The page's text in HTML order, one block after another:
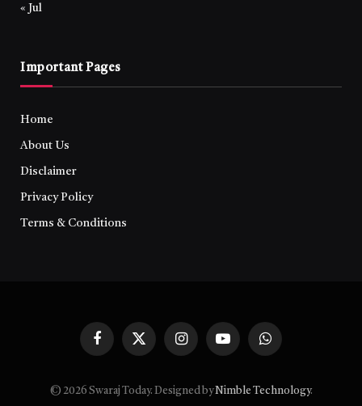
« Jul
Important Pages
Home
About Us
Disclaimer
Privacy Policy
Terms & Conditions
FacebookX
InstagramYouTubeWhatsApp
© 2026 Swaraj Today. Designed byNimble Technology.